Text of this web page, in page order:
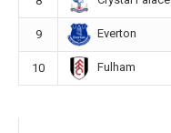
9 Everton
10 Fulham